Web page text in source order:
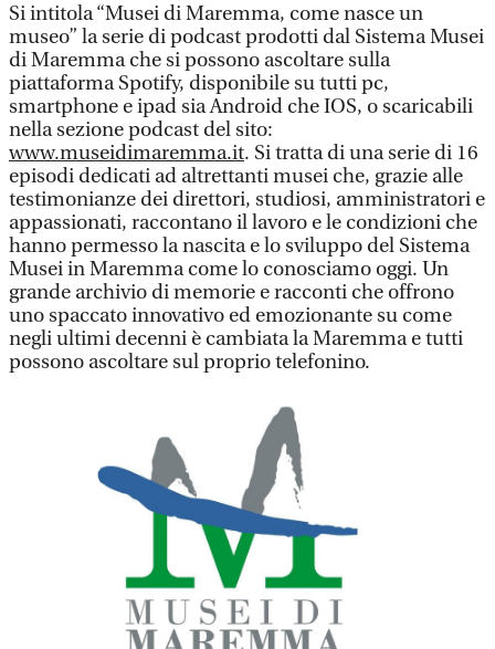
Si intitola “Musei di Maremma, come nasce un
museo” la serie di podcast prodotti dal Sistema Musei
di Maremma che si possono ascoltare sulla
piattaforma Spotify, disponibile su tutti pc,
smartphone e ipad sia Android che IOS, o scaricabili
nella sezione podcast del sito:
www.museidimaremma.it. Si tratta di una serie di 16
episodi dedicati ad altrettanti musei che, grazie alle
testimonianze dei direttori, studiosi, amministratori e
appassionati, raccontano il lavoro e le condizioni che
hanno permesso la nascita e lo sviluppo del Sistema
Musei in Maremma come lo conosciamo oggi. Un
grande archivio di memorie e racconti che offrono
uno spaccato innovativo ed emozionante su come
negli ultimi decenni è cambiata la Maremma e tutti
possono ascoltare sul proprio telefonino.